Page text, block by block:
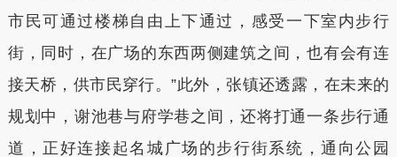
市民可通过楼梯自由上下通过，感受一下室内步行
街，同时，在广场的东西两侧建筑之间，也有会有连
接天桥，供市民穿行。”此外，张镇还透露，在未来的
规划中，谢池巷与府学巷之间，还将打通一条步行通
道，正好连接起名城广场的步行街系统，通向公园